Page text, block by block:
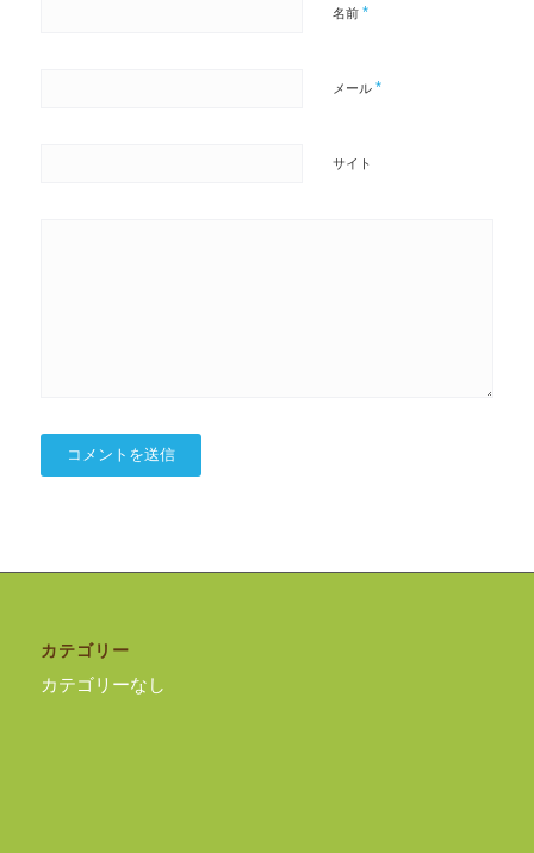
名前 *
メール *
サイト
カテゴリー
カテゴリーなし